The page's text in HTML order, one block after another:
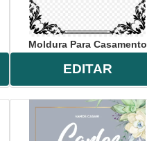
Moldura Para Casamento
EDITAR